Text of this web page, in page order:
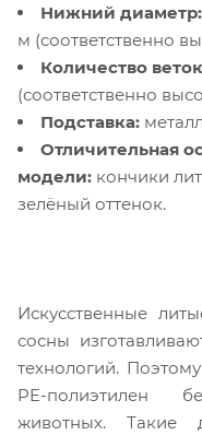
Нижний диаметр:
м (соответственно
Количество
(соответственно
Подставка: металл
Отличительная
модели: кончики
зелёный оттенок.
Искусственные
сосны
технологий.
PE-
животных. Такие